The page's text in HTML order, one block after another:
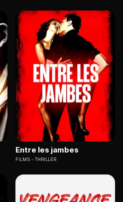
Entre les jambes
FILMS THRILLER